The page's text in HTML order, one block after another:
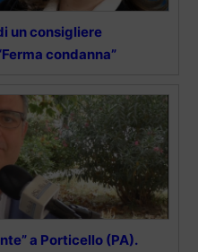
un consigliere
condanna”
a Porticello (PA).